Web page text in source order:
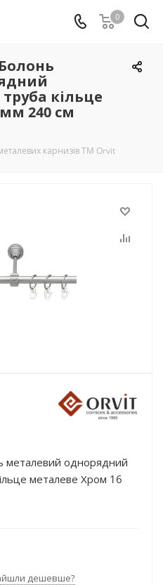
0
кільце
240 см
карнизів TM Orvit
металевий однорядний
металеве Хром 16
дешевше?